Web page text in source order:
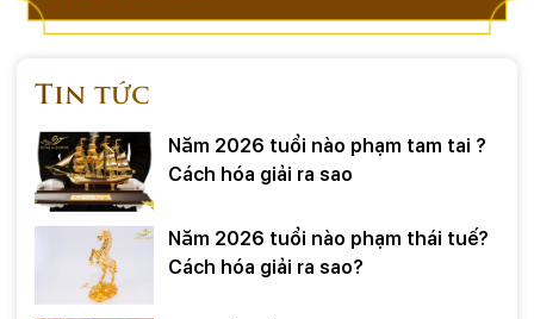
Tin tức
Năm 2026 tuổi nào phạm tam tai ?
Cách hóa giải ra sao
Năm 2026 tuổi nào phạm thái tuế?
Cách hóa giải ra sao?